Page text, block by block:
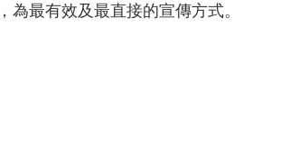
最有效及最直接的宣傳方式。